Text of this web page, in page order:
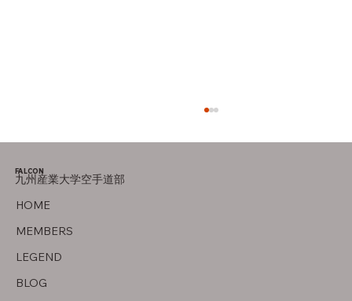
母の存在
HOME
MEMBERS
LEGEND
BLOG
FALCON
九州産業大学空手道部